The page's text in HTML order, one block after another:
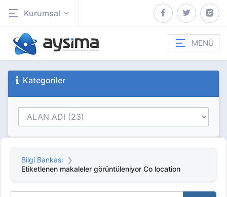
Kurumsal
MENÜ
Kategoriler
Bilgi Bankası
Etiketlenen makaleler görüntüleniyor Co location